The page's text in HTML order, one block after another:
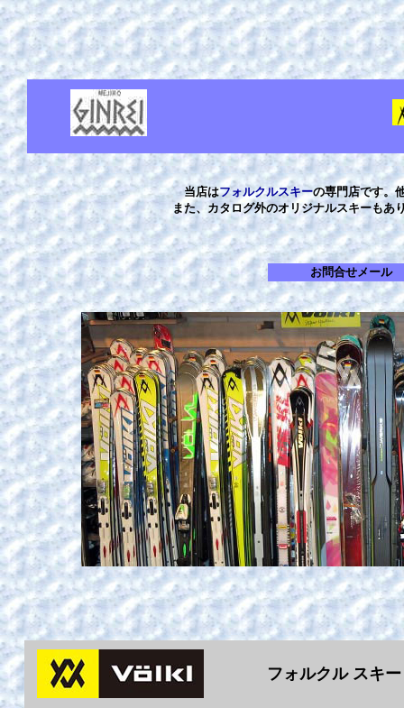
当店はフォルクルスキーの専門店です。
また、カタログ外のオリジナルスキーもあ
お問合せメール
フォルクル スキ